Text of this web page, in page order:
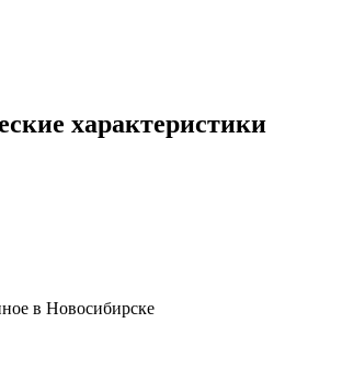
характеристики